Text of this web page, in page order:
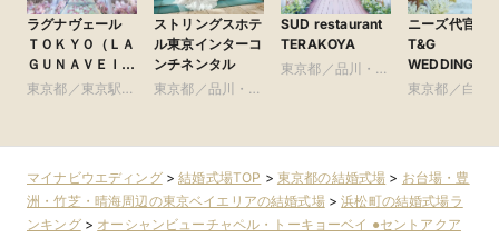
ラグナヴェール
ＴＯＫＹＯ（ＬＡ
ＧＵＮＡＶＥＩＬ
ＴＯＫＹＯ）
東京都／東京駅・
ストリングスホテ
ル東京インターコ
ンチネンタル
東京都／品川・目
SUD restaurant
TERAKOYA
東京都／品川・目
ニーズ代官山
T&G
WEDDING(旧
アーカンジェ
東京都／白金
マイナビウエディング>結婚式場TOP > 東京都の結婚式場 > お台場・豊
洲・竹芝・晴海周辺の東京ベイエリアの結婚式場>浜松町の結婚式場ラ
ンキング> オーシャンビューチャペル・トーキョーベイ ●セントアクア